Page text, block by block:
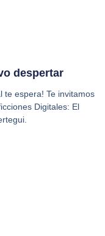
despertar
te espera! Te invitamos
Digitales: El